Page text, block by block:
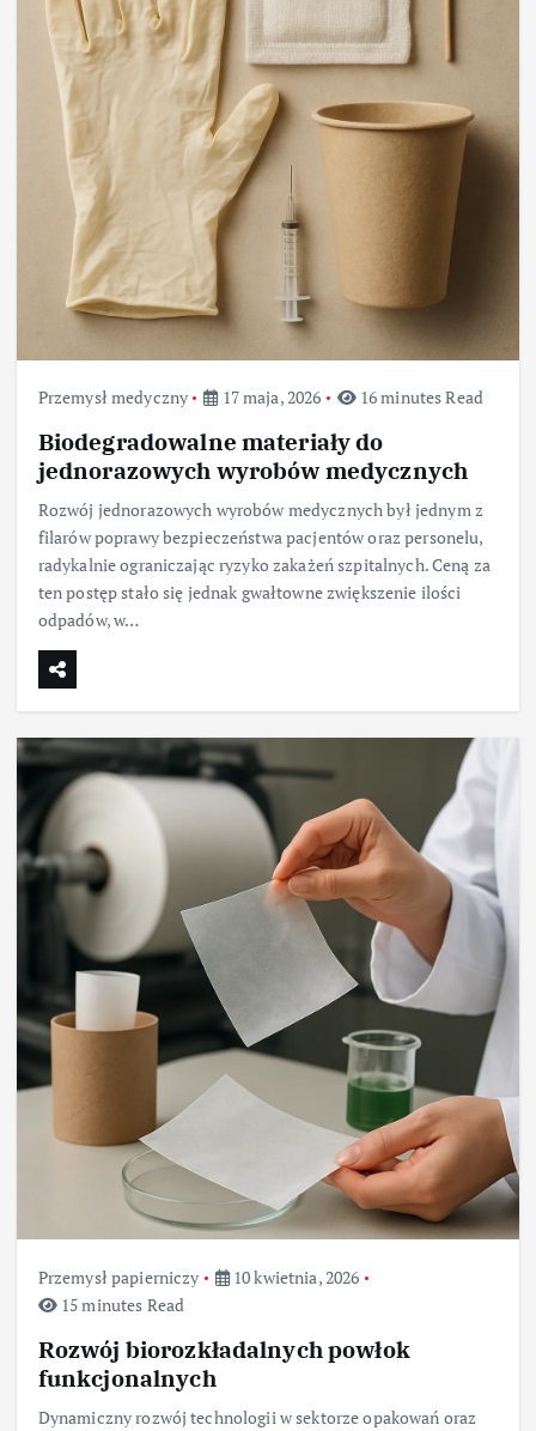
Przemysł medyczny 17 maja, 2026 16 minutes Read
Biodegradowalne materiały do
jednorazowych wyrobów medycznych
Rozwój jednorazowych wyrobów medycznych był jednym z
filarów poprawy bezpieczeństwa pacjentów oraz personelu,
radykalnie ograniczając ryzyko zakażeń szpitalnych. Ceną za
ten postęp stało się jednak gwałtowne zwiększenie ilości
odpadów, w…
Przemysł papierniczy
10 kwietnia, 2026
15 minutes Read
Rozwój biorozkładalnych powłok
funkcjonalnych
Dynamiczny rozwój technologii w sektorze opakowań oraz